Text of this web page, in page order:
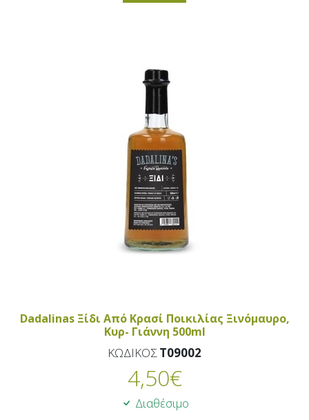
Dadalinas Ξίδι Από Κρασί Ποικιλίας Ξινόμαυρο,
Κυρ- Γιάννη 500ml
ΚΩΔΙΚΟΣT09002
4,50€
Διαθέσιμο